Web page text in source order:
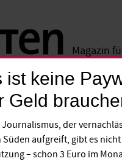
Magazin
ist keine
Geld
Journalismus, der
Süden aufgreift, gibt es
– schon 3 Euro im